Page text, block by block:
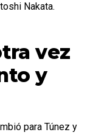
Nakata.
vez
y
para Túnez y